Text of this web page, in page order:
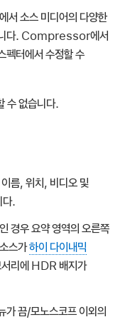
소스 미디어의 다양한
다. Compressor에서
펙터에서 수정할 수
수 없습니다.
름, 위치, 비디오 및
다.
경우 요약 영역의 오른쪽
스가하이 다이내믹
서리에 HDR 배지가
가 끔/모노스코프 이외의